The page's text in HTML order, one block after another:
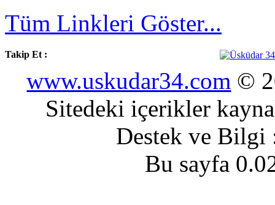
Tüm Linkleri Göster...
Takip Et :
www.uskudar34.com ©
Sitedeki içerikler
Destek ve
Bu sayfa